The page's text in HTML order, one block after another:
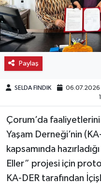
Paylaş
SELDA FINDIK 06.07.2026
Çorum’da faaliyetlerini
Yaşam Derneği’nin
kapsamında
Eller” projesi için
KA-DER tarafından
Kargı
Laçin
Mecitözü
Oğuzlar
Ortaköy
Osmancık
Sungurlu